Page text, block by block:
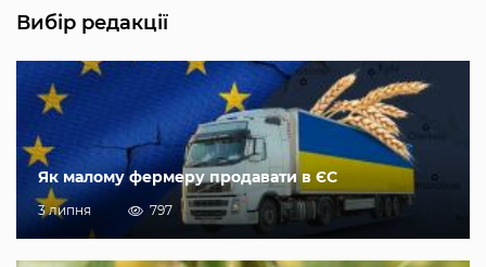
Вибір редакції
Як малому фермеру продавати в ЄС
3 липня 797